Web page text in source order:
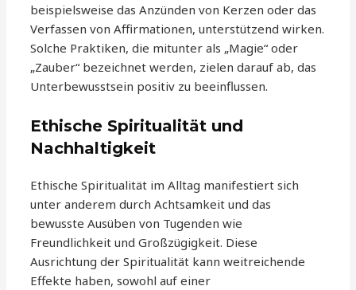
beispielsweise das Anzünden von Kerzen oder das
Verfassen von Affirmationen, unterstützend wirken.
Solche Praktiken, die mitunter als „Magie“ oder
„Zauber“ bezeichnet werden, zielen darauf ab, das
Unterbewusstsein positiv zu beeinflussen.
Ethische Spiritualität und
Nachhaltigkeit
Ethische Spiritualität im Alltag manifestiert sich
unter anderem durch Achtsamkeit und das
bewusste Ausüben von Tugenden wie
Freundlichkeit und Großzügigkeit. Diese
Ausrichtung der Spiritualität kann weitreichende
Effekte haben, sowohl auf einer